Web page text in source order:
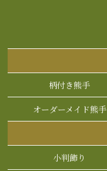
柄付き熊手
オーダーメイド熊手
小判飾り